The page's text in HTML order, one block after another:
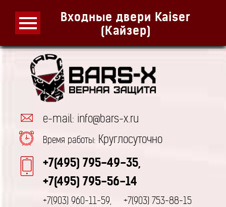
Входные двери Kaiser
(Кайзер)
e-mail: info@bars-x.ru
Время работы: Круглосуточно
+7(495) 795-49-35,
+7(495) 795-56-14
+7(903) 960-11-59, +7(903) 753-88-15